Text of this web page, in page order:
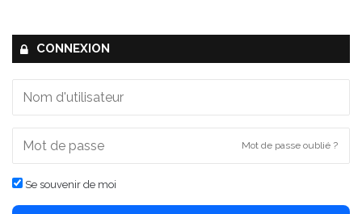
CONNEXION
Mot de passe oublié ?
Se souvenir de moi